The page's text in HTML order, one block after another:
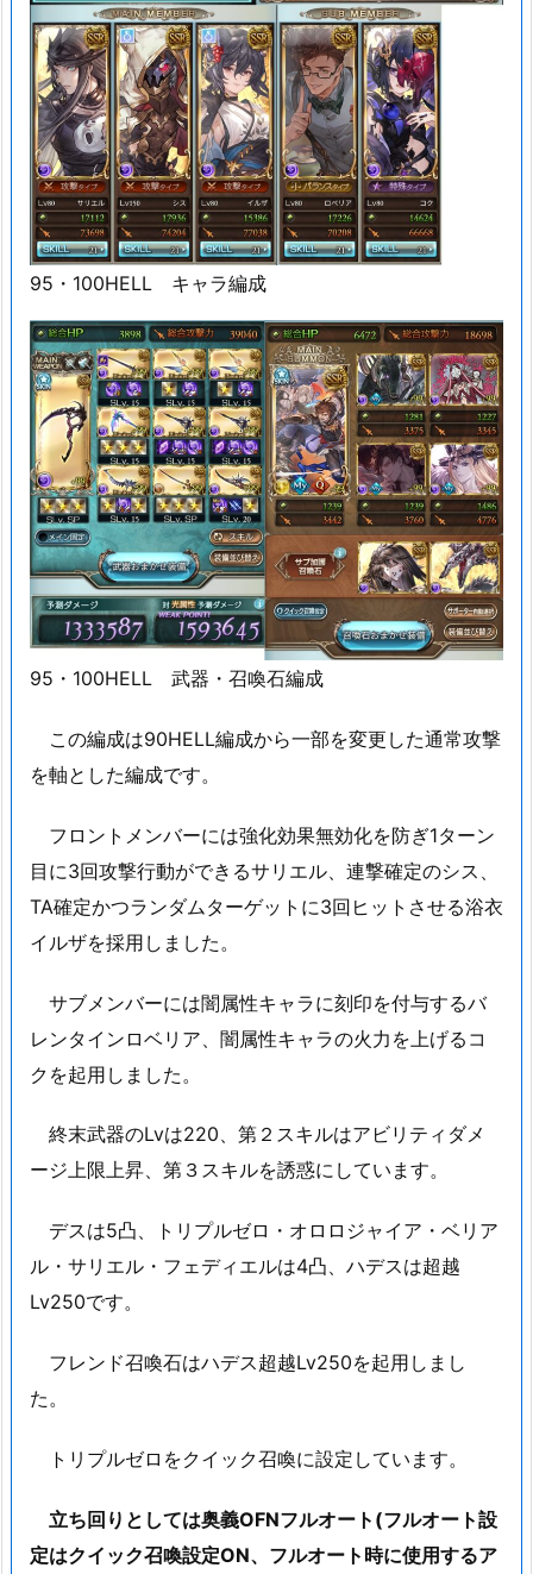
95・100HELL キャラ編成
95・100HELL 武器・召喚石編成
この編成は90HELL編成から一部を変更した通常攻撃
を軸とした編成です。
フロントメンバーには強化効果無効化を防ぎ1ターン
目に3回攻撃行動ができるサリエル、連撃確定のシス、
TA確定かつランダムターゲットに3回ヒットさせる浴衣
イルザを採用しました。
サブメンバーには闇属性キャラに刻印を付与するバ
レンタインロベリア、闇属性キャラの火力を上げるコ
クを起用しました。
終末武器のLvは220、第２スキルはアビリティダメ
ージ上限上昇、第３スキルを誘惑にしています。
デスは5凸、トリプルゼロ・オロロジャイア・ベリア
ル・サリエル・フェディエルは4凸、ハデスは超越
Lv250です。
フレンド召喚石はハデス超越Lv250を起用しまし
た。
トリプルゼロをクイック召喚に設定しています。
立ち回りとしては奥義OFNフルオート(フルオート設
定はクイック召喚設定ON、フルオート時に使用するア